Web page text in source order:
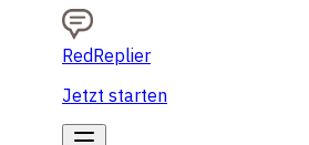
RedReplier
Jetzt starten